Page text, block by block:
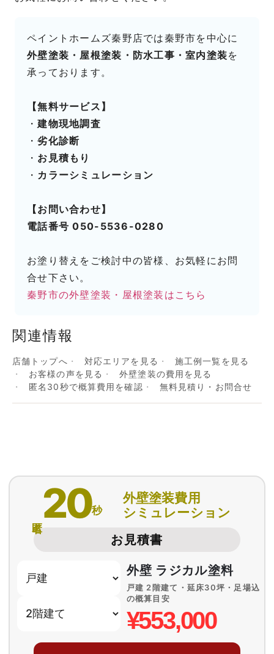
ペイントホームズ秦野店では秦野市を中心に
外壁塗装・屋根塗装・防水工事・室内塗装を
承っております。
【無料サービス】
・建物現地調査
・劣化診断
・ お見積もり
・ カラーシミュレーション
【お問い合わせ】
電話番号 050-5536-0280
お塗り替えをご検討中の皆様、お気軽にお問
合せ下さい。
秦野市の外壁塗装・屋根塗装はこちら
関連情報
店舗トップへ 対応エリアを見る
施工例一覧を見る
お客様の声を見る
外壁塗装の費用を見る
匿名30秒で概算費用を確認
無料見積り・お問合せ
20秒
外壁塗装費用
シミュレーション
お見積書
外壁 ラジカル塗料
戸建 2階建て・延床30坪・足場込
の概算目安
¥553,000